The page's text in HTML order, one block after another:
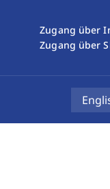
Zugang über
Zugang über